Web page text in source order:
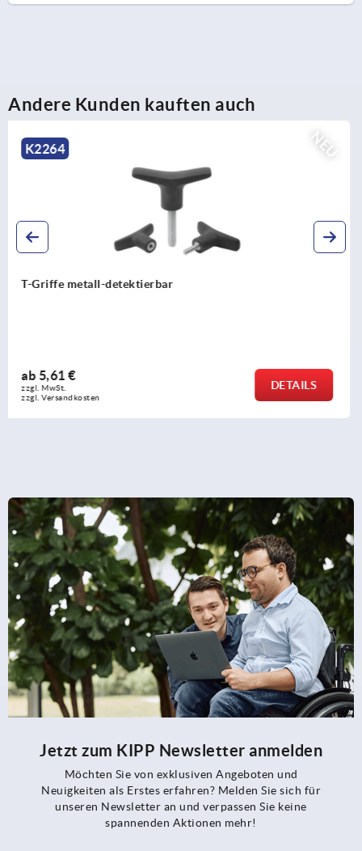
Andere Kunden kauften auch
NEU
K0791
Kugelsperrbolzen mit Edelstahl-Pilzgriff und hoher
ab21,26 €
zzgl. MwSt.
zzgl. Versandkosten
DETAILS
Jetzt zum KIPP Newsletter anmelden
Möchten Sie von exklusiven Angeboten und
Neuigkeiten als Erstes erfahren? Melden Sie sich für
unseren Newsletter an und verpassen Sie keine
spannenden Aktionen mehr!